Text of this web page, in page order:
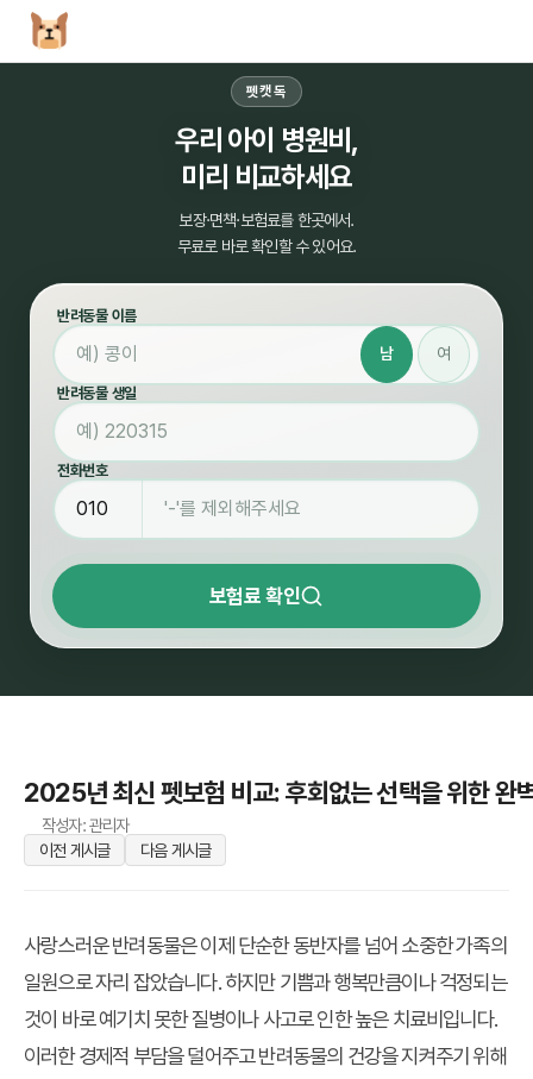
펫캣독
우리 아이 병원비,
미리 비교하세요
보장·면책·보험료를 한곳에서.
무료로 바로 확인할 수 있어요.
반려동물 이름
남 여
반려동물 생일
전화번호
보험료 확인
2025년 최신 펫보험 비교: 후회없는 선택을 위한 완
작성자: 관리자
이전 게시글
다음 게시글
사랑스러운 반려동물은 이제 단순한 동반자를 넘어 소중한 가족의
일원으로 자리 잡았습니다. 하지만 기쁨과 행복만큼이나 걱정되는
것이 바로 예기치 못한 질병이나 사고로 인한 높은 치료비입니다.
이러한 경제적 부담을 덜어주고 반려동물의 건강을 지켜주기 위해